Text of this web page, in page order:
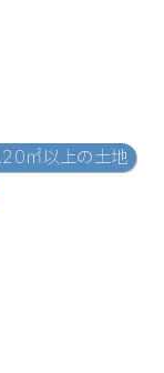
㎡以上の土地